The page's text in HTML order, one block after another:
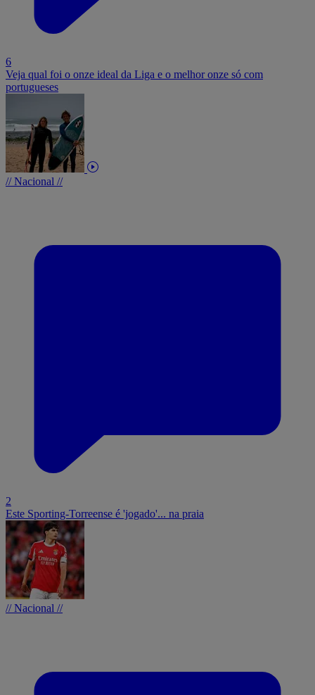
6
Veja qual foi o onze ideal da Liga e o melhor onze só com
portugueses
// Nacional //
2
Este Sporting-Torreense é 'jogado'... na praia
// Nacional //